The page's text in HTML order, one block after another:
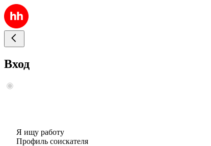
Вход
Я ищу работу
Профиль соискателя